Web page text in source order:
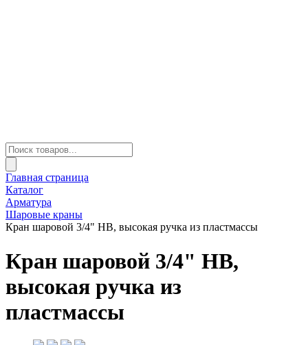
Главная страница
Каталог
Арматура
Шаровые краны
Кран шаровой 3/4" НВ, высокая ручка из пластмассы
Кран шаровой 3/4" НВ,
высокая ручка из
пластмассы